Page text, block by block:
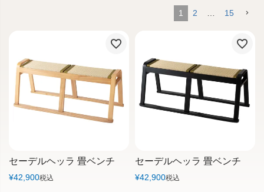
1 2 15
セーデルヘッラ 畳ベンチ
¥42,900税込
セーデルヘッラ 畳ベンチ
¥42,900税込